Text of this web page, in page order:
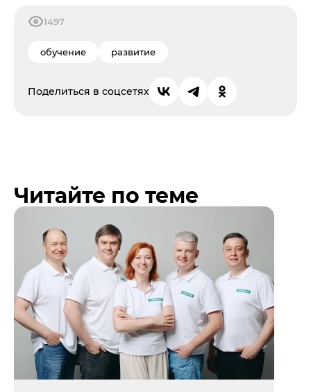
1497
обучение развитие
Поделиться в соцсетях
Читайте по теме